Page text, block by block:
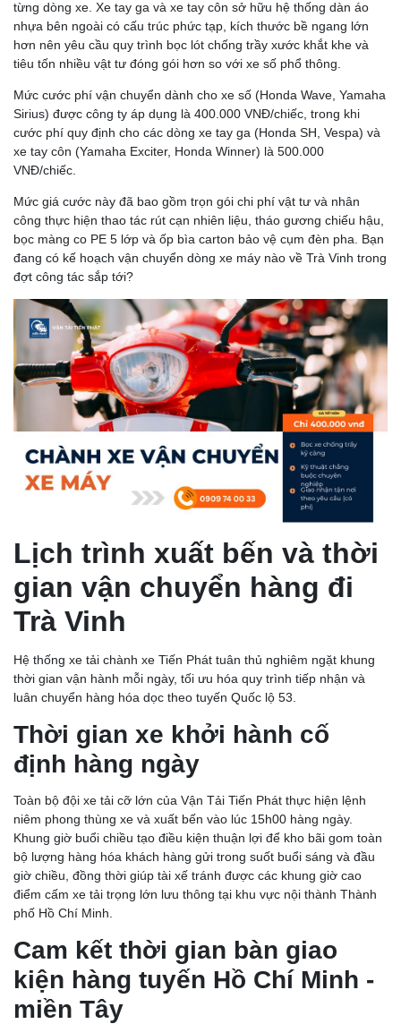
từng dòng xe. Xe tay ga và xe tay côn sở hữu hệ thống dàn áo
nhựa bên ngoài có cấu trúc phức tạp, kích thước bề ngang lớn
hơn nên yêu cầu quy trình bọc lót chống trầy xước khắt khe và
tiêu tốn nhiều vật tư đóng gói hơn so với xe số phổ thông.
Mức cước phí vận chuyển dành cho xe số (Honda Wave, Yamaha
Sirius) được công ty áp dụng là 400.000 VNĐ/chiếc, trong khi
cước phí quy định cho các dòng xe tay ga (Honda SH, Vespa) và
xe tay côn (Yamaha Exciter, Honda Winner) là 500.000
VNĐ/chiếc.
Mức giá cước này đã bao gồm trọn gói chi phí vật tư và nhân
công thực hiện thao tác rút cạn nhiên liệu, tháo gương chiếu hậu,
bọc màng co PE 5 lớp và ốp bìa carton bảo vệ cụm đèn pha. Bạn
đang có kế hoạch vận chuyển dòng xe máy nào về Trà Vinh trong
đợt công tác sắp tới?
Lịch trình xuất bến và thời
gian vận chuyển hàng đi
Trà Vinh
Hệ thống xe tải chành xe Tiến Phát tuân thủ nghiêm ngặt khung
thời gian vận hành mỗi ngày, tối ưu hóa quy trình tiếp nhận và
luân chuyển hàng hóa dọc theo tuyến Quốc lộ 53.
Thời gian xe khởi hành cố
định hàng ngày
Toàn bộ đội xe tải cỡ lớn của Vận Tải Tiến Phát thực hiện lệnh
niêm phong thùng xe và xuất bến vào lúc 15h00 hàng ngày.
Khung giờ buổi chiều tạo điều kiện thuận lợi để kho bãi gom toàn
bộ lượng hàng hóa khách hàng gửi trong suốt buổi sáng và đầu
giờ chiều, đồng thời giúp tài xế tránh được các khung giờ cao
điểm cấm xe tải trọng lớn lưu thông tại khu vực nội thành Thành
phố Hồ Chí Minh.
Cam kết thời gian bàn giao
kiện hàng tuyến Hồ Chí Minh -
miền Tây